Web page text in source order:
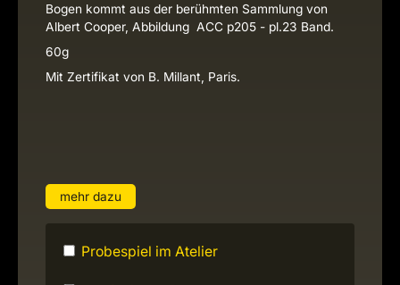
Bogen kommt aus der berühmten Sammlung von
Albert Cooper, Abbildung ACC p205 - pl.23 Band.
60g
Mit Zertifikat von B. Millant, Paris.
mehr dazu
Probespiel im Atelier